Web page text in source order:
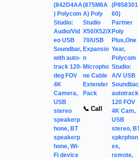
(842D4AA
) Polycom
Studio:
Audio/Vid
eo USB
Soundbar,
with auto-
track 120-
deg FOV
4K
Camera,
USB
stereo
speakerp
hone, BT
speakerp
hone, Wi-
Fi device
(875M6A
A) Poly
Studio
X50/X52/X
70/USB
Expansio
n
Micropho
ne Cable
Extender
Pack
📞 Call
(P858301
60)
Partner
Poly
Plus,One
Year,
Polycom
Studio:
A/V USB
Soundbar,
autotrack
120 FOV
4K Cam,
USB
stereo,
spkrphon
es,
remote,